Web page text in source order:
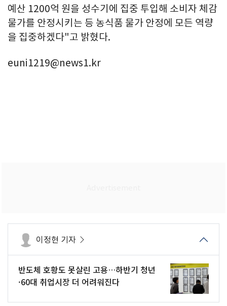
예산 1200억 원을 성수기에 집중 투입해 소비자 체감
물가를 안정시키는 등 농식품 물가 안정에 모든 역량
을 집중하겠다"고 밝혔다.
euni1219@news1.kr
이정현 기자
반도체 호황도 못살린 고용…하반기 청년
·60대 취업시장 더 어려워진다